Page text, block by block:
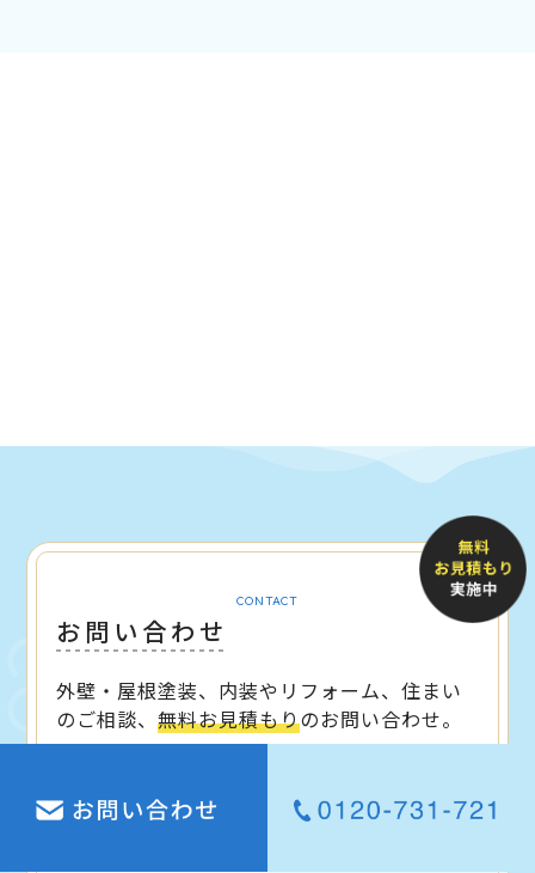
CONTACT
お問い合わせ
外壁・屋根塗装、内装やリフォーム、住まい
のご相談、無料お見積もりのお問い合わせ。
お問い合わせ・無料お見積もり